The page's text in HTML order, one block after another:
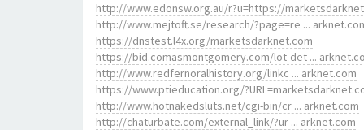
http://www.edonsw.org.au/r?u=https://
http://www.mejtoft.se/research/?page=re ...
https://dnstest.l4x.org/marketsdarknet.com
https://bid.comasmontgomery.com/lot-det ...
http://www.redfernoralhistory.org/linkc ... arknet.com
https://www.ptieducation.org/
http://www.hotnakedsluts.net/cgi-bin/cr ... arknet.com
http://chaturbate.com/external_link/?ur ... arknet.com